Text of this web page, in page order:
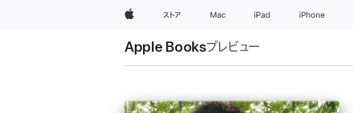
Appleストア Mac iPad iPhone
Apple Booksプレビュー